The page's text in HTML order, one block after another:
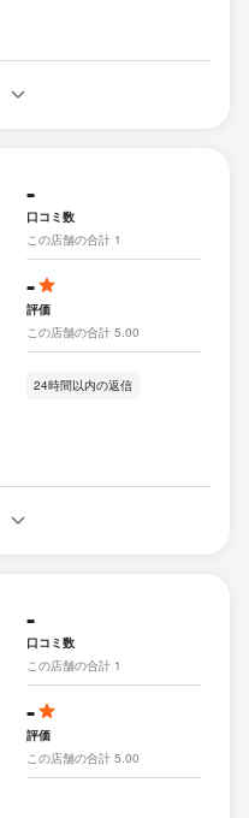
-
口コミ数
この店舗の合計 1
-
評価
この店舗の合計 5.00
24時間以内の返信
-
口コミ数
この店舗の合計 1
-
評価
この店舗の合計 5.00